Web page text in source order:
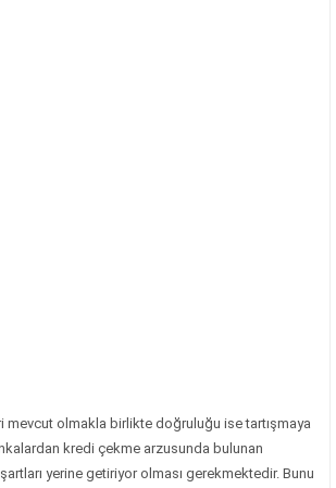
mevcut olmakla birlikte doğruluğu ise tartışmaya
kredi çekme arzusunda bulunan
yerine getiriyor olması gerekmektedir. Bunu